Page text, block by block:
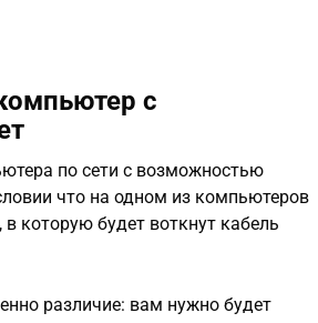
с
по сети с возможностью
что на одном из компьютеров
в которую будет воткнут кабель
различие: вам нужно будет